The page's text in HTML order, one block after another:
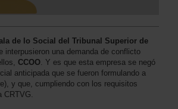
de lo Social del Tribunal Superior de
una demanda de conflicto
CCOO. Y es que esta empresa se negó
anticipada que se fueron formulando a
y que, cumpliendo con los requisitos
CRTVG.